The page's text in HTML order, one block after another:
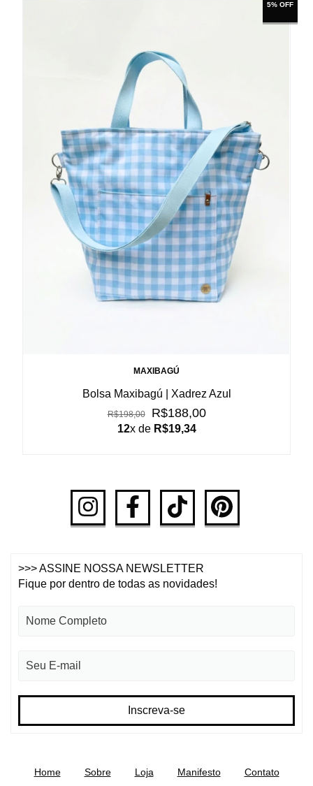
5% OFF
MAXIBAGÚ
Bolsa Maxibagú | Xadrez Azul
R$198,00 R$188,00
12x de R$19,34
>>> ASSINE NOSSA NEWSLETTER
Fique por dentro de todas as novidades!
Home Sobre Loja Manifesto Contato